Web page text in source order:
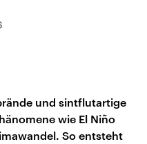
und sintflutartige
wie El Niño
So entsteht